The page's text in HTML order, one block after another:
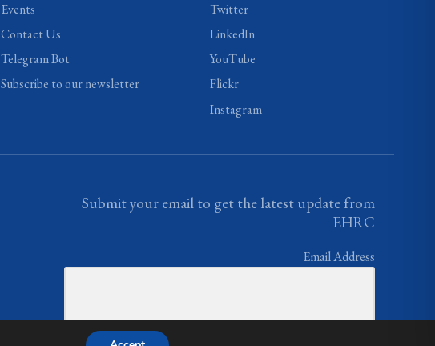
Events
Contact Us
Telegram Bot
Subscribe to our newsletter
Twitter
LinkedIn
YouTube
Flickr
Instagram
Submit your email to get the latest update from
EHRC
Email Address